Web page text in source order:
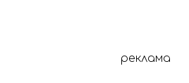
реклама